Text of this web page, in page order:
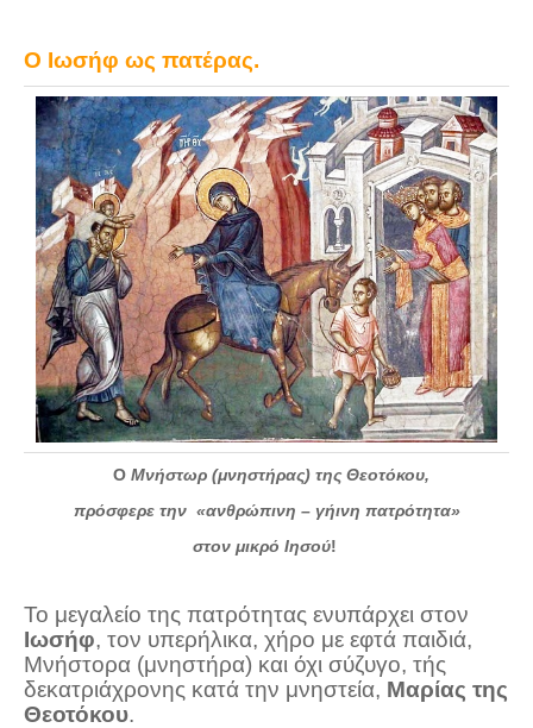
Ο Ιωσήφ ως πατέρας.
Ο Μνήστωρ (μνηστήρας) της Θεοτόκου,
πρόσφερε την «ανθρώπινη – γήινη πατρότητα»
στον μικρό Ιησού!
Το μεγαλείο της πατρότητας ενυπάρχει στον
Ιωσήφ, τον υπερήλικα, χήρο με εφτά παιδιά,
Μνήστορα (μνηστήρα) και όχι σύζυγο, τής
δεκατριάχρονης κατά την μνηστεία, Μαρίας της
Θεοτόκου.